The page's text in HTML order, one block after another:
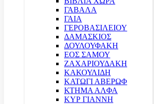
ΓΑΒΑΛΑ
ΓΑΙΑ
ΓΕΡΟΒΑΣΙΛΕΙΟΥ
ΔΑΜΑΣΚΙΟΣ
ΔΟΥΛΟΥΦΑΚΗ
ΕΟΣ ΣΑΜΟΥ
ΖΑΧΑΡΙΟΥΔΑΚΗ
ΚΑΚΟΥΛΙΔΗ
ΚΑΤΩΓΙ ΑΒΕΡΩΦ
ΚΤΗΜΑ ΑΛΦΑ
ΚΥΡ ΓΙΑΝΝΗ